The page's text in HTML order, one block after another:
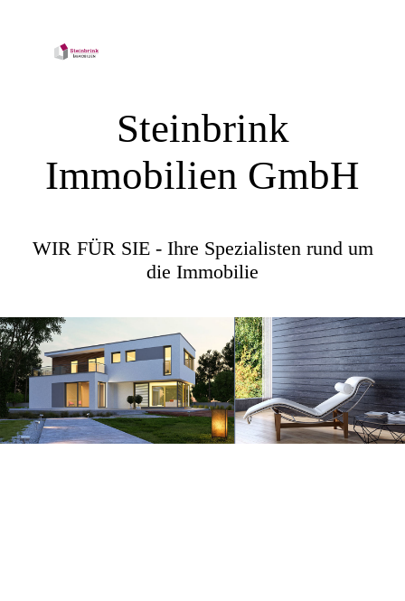
Steinbrink
Immobilien GmbH
WIR FÜR SIE - Ihre Spezialisten rund um
die Immobilie